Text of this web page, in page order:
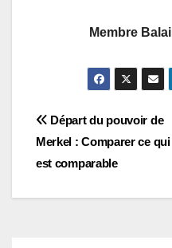
Membre
Navigation
de
l’article
Départ du pouvoir de
Merkel : Comparer ce qui
est comparable